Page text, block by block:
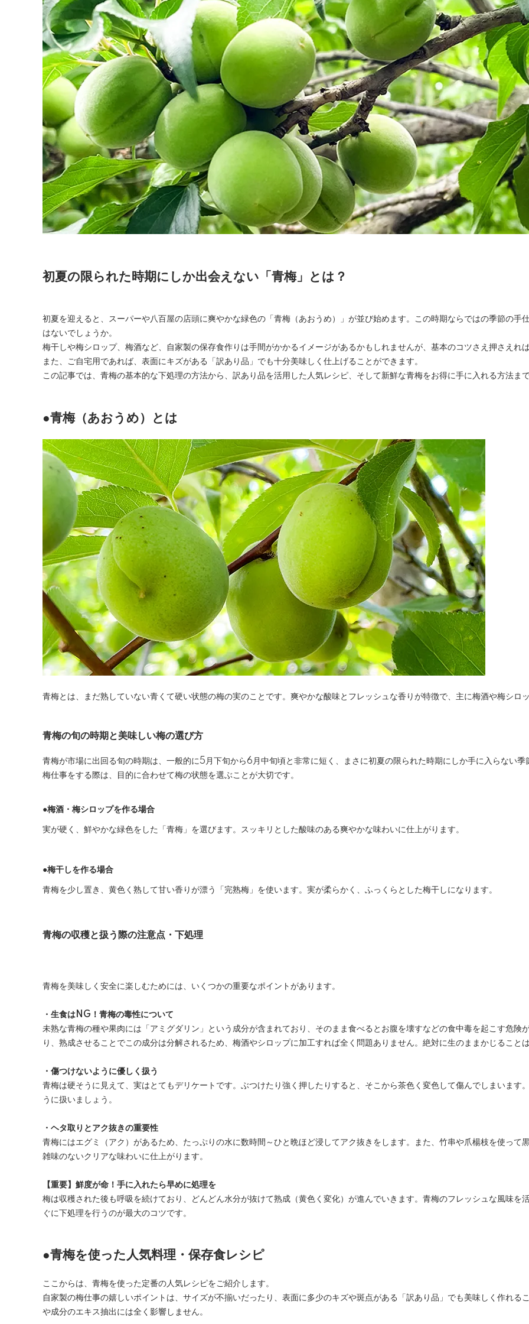
初夏の限られた時期にしか出会えない「青梅」とは？
初夏を迎えると、スーパーや八百屋の店頭に爽やかな緑色の「青梅（あおうめ）」が並び始めます。この時期ならではの季節の手
はないでしょうか。
梅干しや梅シロップ、梅酒など、自家製の保存食作りは手間がかかるイメージがあるかもしれませんが、基本のコツさえ押さえれ
また、ご自宅用であれば、表面にキズがある「訳あり品」でも十分美味しく仕上げることができます。
この記事では、青梅の基本的な下処理の方法から、訳あり品を活用した人気レシピ、そして新鮮な青梅をお得に手に入れる方法ま
●青梅（あおうめ）とは
青梅とは、まだ熟していない青くて硬い状態の梅の実のことです。爽やかな酸味とフレッシュな香りが特徴で、主に梅酒や梅シロ
青梅の旬の時期と美味しい梅の選び方
青梅が市場に出回る旬の時期は、一般的に5月下旬から6月中旬頃と非常に短く、まさに初夏の限られた時期にしか手に入らない季
梅仕事をする際は、目的に合わせて梅の状態を選ぶことが大切です。
●梅酒・梅シロップを作る場合
実が硬く、鮮やかな緑色をした「青梅」を選びます。スッキリとした酸味のある爽やかな味わいに仕上がります。
●梅干しを作る場合
青梅を少し置き、黄色く熟して甘い香りが漂う「完熟梅」を使います。実が柔らかく、ふっくらとした梅干しになります。
青梅の収穫と扱う際の注意点・下処理
青梅を美味しく安全に楽しむためには、いくつかの重要なポイントがあります。
・生食はNG！青梅の毒性について
未熟な青梅の種や果肉には「アミグダリン」という成分が含まれており、そのまま食べるとお腹を壊すなどの食中毒を起こす危険
り、熟成させることでこの成分は分解されるため、梅酒やシロップに加工すれば全く問題ありません。絶対に生のままかじること
・傷つけないように優しく扱う
青梅は硬そうに見えて、実はとてもデリケートです。ぶつけたり強く押したりすると、そこから茶色く変色して傷んでしまいます
うに扱いましょう。
・ヘタ取りとアク抜きの重要性
青梅にはエグミ（アク）があるため、たっぷりの水に数時間～ひと晩ほど浸してアク抜きをします。また、竹串や爪楊枝を使って
雑味のないクリアな味わいに仕上がります。
【重要】鮮度が命！手に入れたら早めに処理を
梅は収穫された後も呼吸を続けており、どんどん水分が抜けて熟成（黄色く変化）が進んでいきます。青梅のフレッシュな風味を
ぐに下処理を行うのが最大のコツです。
●青梅を使った人気料理・保存食レシピ
ここからは、青梅を使った定番の人気レシピをご紹介します。
自家製の梅仕事の嬉しいポイントは、サイズが不揃いだったり、表面に多少のキズや斑点がある「訳あり品」でも美味しく作れ
や成分のエキス抽出には全く影響しません。